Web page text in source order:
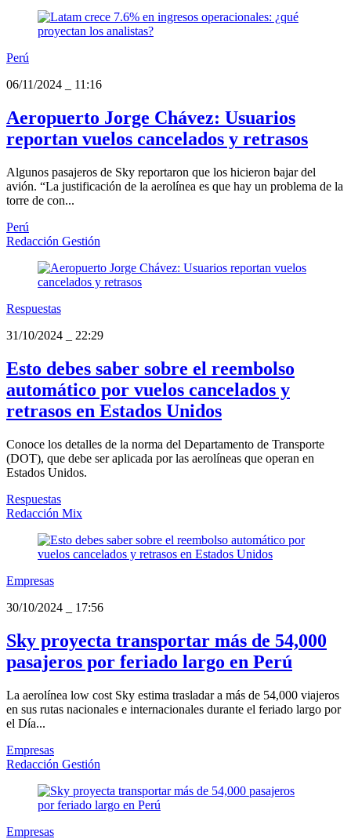
Perú
06/11/2024
11:16
Aeropuerto Jorge Chávez: Usuarios
reportan vuelos cancelados y retrasos
Algunos pasajeros de Sky reportaron que los hicieron bajar del
avión. “La justificación de la aerolínea es que hay un problema de la
torre de con...
Perú
Redacción Gestión
Respuestas
31/10/2024
22:29
Esto debes saber sobre el reembolso
automático por vuelos cancelados y
retrasos en Estados Unidos
Conoce los detalles de la norma del Departamento de Transporte
(DOT), que debe ser aplicada por las aerolíneas que operan en
Estados Unidos.
Respuestas
Redacción Mix
Empresas
30/10/2024
17:56
Sky proyecta transportar más de 54,000
pasajeros por feriado largo en Perú
La aerolínea low cost Sky estima trasladar a más de 54,000 viajeros
en sus rutas nacionales e internacionales durante el feriado largo por
el Día...
Empresas
Redacción Gestión
Empresas